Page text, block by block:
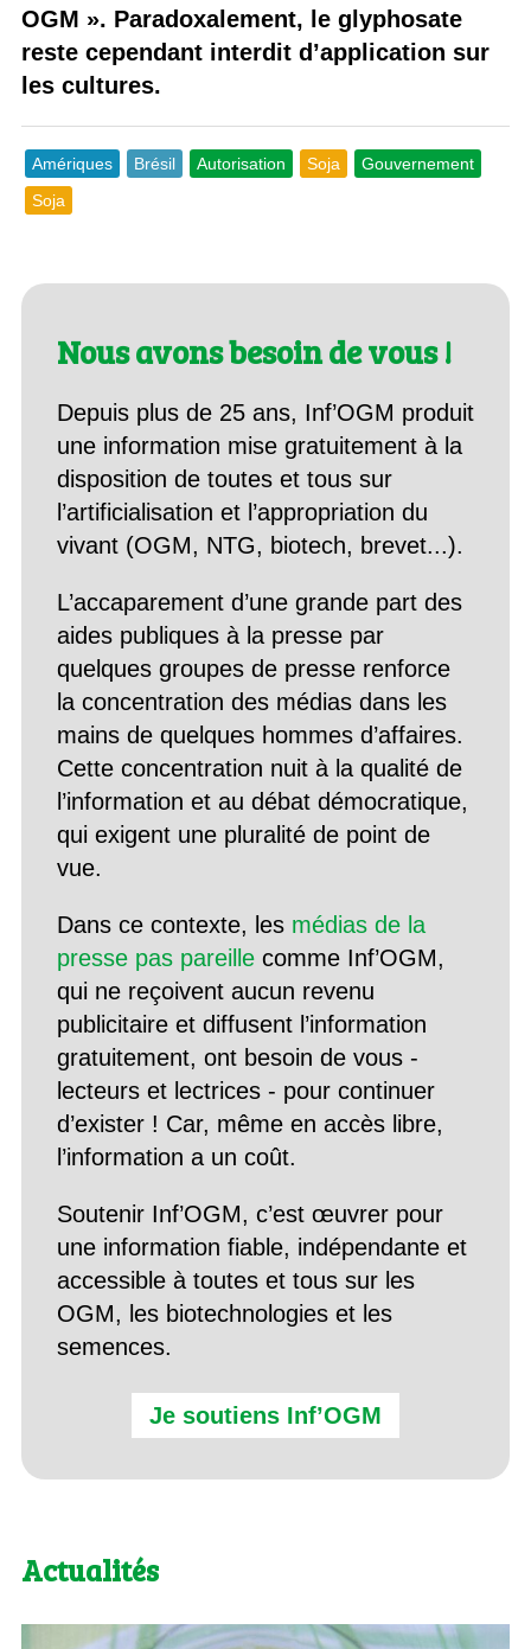
OGM ». Paradoxalement, le glyphosate
reste cependant interdit d’application sur
les cultures.
Amériques Brésil Autorisation Soja
Gouvernement
Soja
Nous avons besoin de vous !
Depuis plus de 25 ans, Inf’OGM produit
une information mise gratuitement à la
disposition de toutes et tous sur
l’artificialisation et l’appropriation du
vivant (OGM, NTG, biotech, brevet...).
L’accaparement d’une grande part des
aides publiques à la presse par
quelques groupes de presse renforce
la concentration des médias dans les
mains de quelques hommes d’affaires.
Cette concentration nuit à la qualité de
l’information et au débat démocratique,
qui exigent une pluralité de point de
vue.
Dans ce contexte, les médias de la
presse pas pareillecomme Inf’OGM,
qui ne reçoivent aucun revenu
publicitaire et diffusent l’information
gratuitement, ont besoin de vous -
lecteurs et lectrices - pour continuer
d’exister ! Car, même en accès libre,
l’information a un coût.
Soutenir Inf’OGM, c’est œuvrer pour
une information fiable, indépendante et
accessible à toutes et tous sur les
OGM, les biotechnologies et les
semences.
Je soutiens Inf’OGM
Actualités